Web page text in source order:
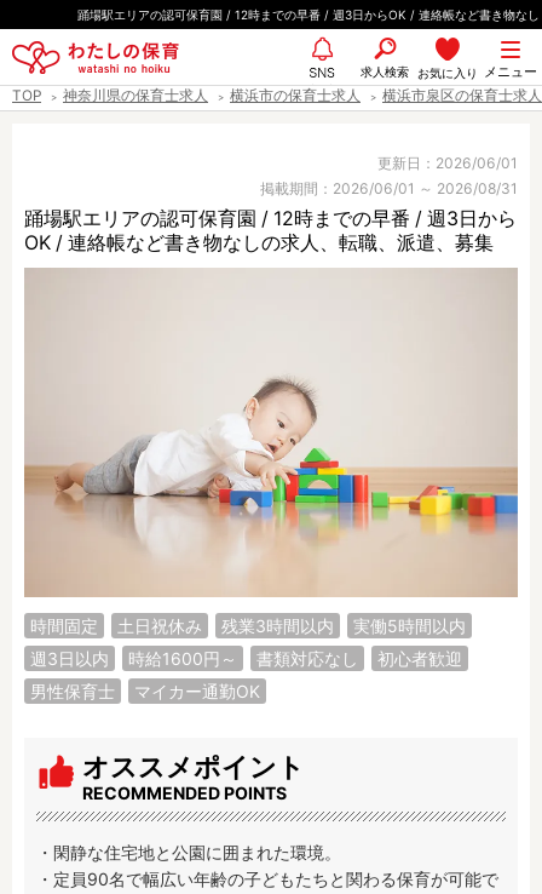
ー
の
踊場駅エリアの認可保育園 / 12時までの早番 / 週3日からOK / 連絡帳など書き物なし
メニュー
お気に入り
求人検索
SNS
TOP 神奈川県の保育士求人 横浜市の保育士求人 横浜市泉区の保育士求人
更新日：2026/06/01
掲載期間：2026/06/01 ～ 2026/08/31
踊場駅エリアの認可保育園 / 12時までの早番 / 週3日から
OK / 連絡帳など書き物なしの求人、転職、派遣、募集
時間固定 土日祝休み 残業3時間以内
実働5時間以内
週3日以内
時給1600円～ 書類対応なし
初心者歓迎
男性保育士
マイカー通勤OK
オススメポイント
RECOMMENDED POINTS
・閑静な住宅地と公園に囲まれた環境。
・定員90名で幅広い年齢の子どもたちと関わる保育が可能で
都道府県
雇用形態
保育教諭
保育補助
幼稚園教諭
放課後児童支援員
学童スタッフ
栄養士
調理師
保育事務
その他
施設形態
公立保育園
小規模認可保育園
認可外保育園
病院内保育所
事業所内保育所
学童保育施設
児童館
子育て支援センター
児童発達支援事業所